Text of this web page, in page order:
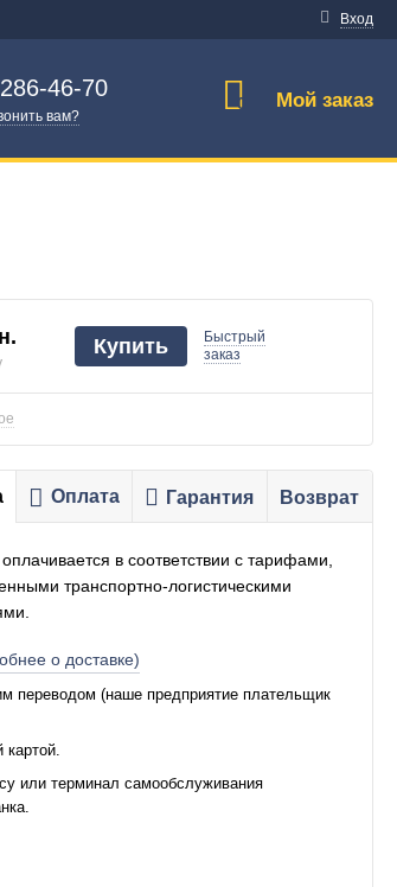
Вход
46-70
вам?
0 Мой заказ
Купить
Быстрый
заказ
Оплата Гарантия Возврат
в соответствии с тарифами,
транспортно-логистическими
о доставке)
переводом (наше предприятие плательщик
картой.
или терминал самообслуживания